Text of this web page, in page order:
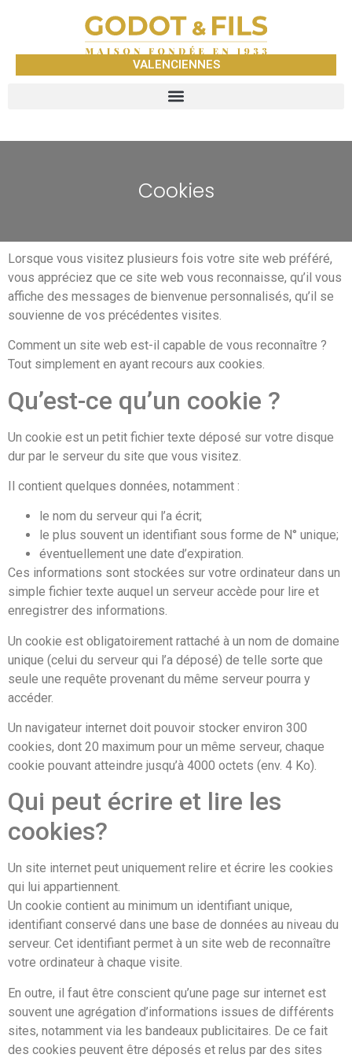
VALENCIENNES
Cookies
Lorsque vous visitez plusieurs fois votre site web préféré,
vous appréciez que ce site web vous reconnaisse, qu’il vous
affiche des messages de bienvenue personnalisés, qu’il se
souvienne de vos précédentes visites.
Comment un site web est-il capable de vous reconnaître ?
Tout simplement en ayant recours aux cookies.
Qu’est-ce qu’un cookie ?
Un cookie est un petit fichier texte déposé sur votre disque
dur par le serveur du site que vous visitez.
Il contient quelques données, notamment :
le nom du serveur qui l’a écrit;
le plus souvent un identifiant sous forme de N° unique;
éventuellement une date d’expiration.
Ces informations sont stockées sur votre ordinateur dans un
simple fichier texte auquel un serveur accède pour lire et
enregistrer des informations.
Un cookie est obligatoirement rattaché à un nom de domaine
unique (celui du serveur qui l’a déposé) de telle sorte que
seule une requête provenant du même serveur pourra y
accéder.
Un navigateur internet doit pouvoir stocker environ 300
cookies, dont 20 maximum pour un même serveur, chaque
cookie pouvant atteindre jusqu’à 4000 octets (env. 4 Ko).
Qui peut écrire et lire les
cookies?
Un site internet peut uniquement relire et écrire les cookies
qui lui appartiennent.
Un cookie contient au minimum un identifiant unique,
identifiant conservé dans une base de données au niveau du
serveur. Cet identifiant permet à un site web de reconnaître
votre ordinateur à chaque visite.
En outre, il faut être conscient qu’une page sur internet est
souvent une agrégation d’informations issues de différents
sites, notamment via les bandeaux publicitaires. De ce fait
des cookies peuvent être déposés et relus par des sites